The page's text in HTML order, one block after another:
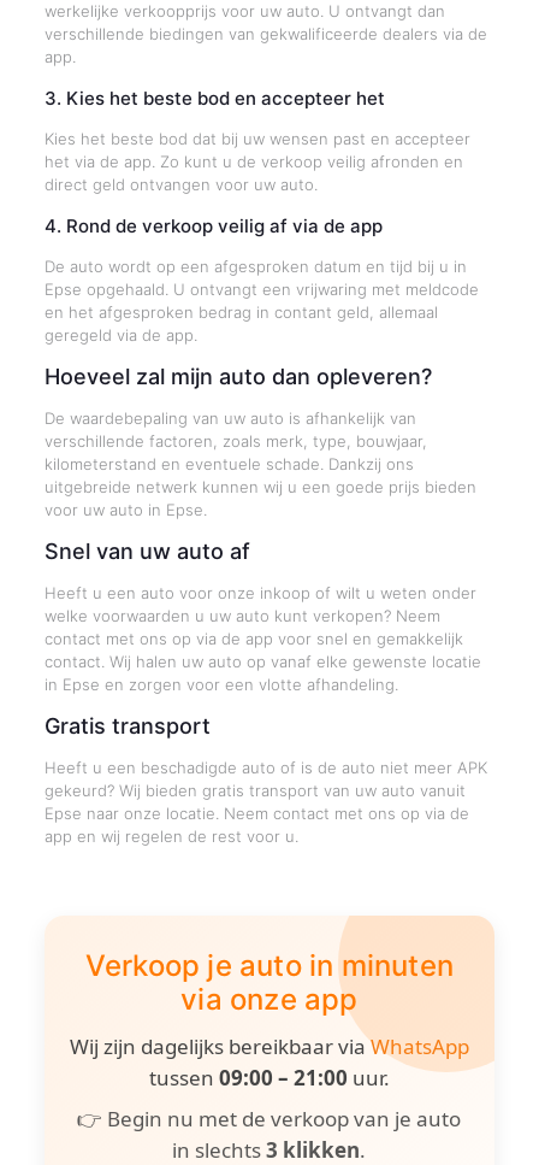
werkelijke verkoopprijs voor uw auto. U ontvangt dan
verschillende biedingen van gekwalificeerde dealers via de
app.
3. Kies het beste bod en accepteer het
Kies het beste bod dat bij uw wensen past en accepteer
het via de app. Zo kunt u de verkoop veilig afronden en
direct geld ontvangen voor uw auto.
4. Rond de verkoop veilig af via de app
De auto wordt op een afgesproken datum en tijd bij u in
Epse opgehaald. U ontvangt een vrijwaring met meldcode
en het afgesproken bedrag in contant geld, allemaal
geregeld via de app.
Hoeveel zal mijn auto dan opleveren?
De waardebepaling van uw auto is afhankelijk van
verschillende factoren, zoals merk, type, bouwjaar,
kilometerstand en eventuele schade. Dankzij ons
uitgebreide netwerk kunnen wij u een goede prijs bieden
voor uw auto in Epse.
Snel van uw auto af
Heeft u een auto voor onze inkoop of wilt u weten onder
welke voorwaarden u uw auto kunt verkopen? Neem
contact met ons op via de app voor snel en gemakkelijk
contact. Wij halen uw auto op vanaf elke gewenste locatie
in Epse en zorgen voor een vlotte afhandeling.
Gratis transport
Heeft u een beschadigde auto of is de auto niet meer APK
gekeurd? Wij bieden gratis transport van uw auto vanuit
Epse naar onze locatie. Neem contact met ons op via de
app en wij regelen de rest voor u.
Verkoop je auto in minuten
via onze app
Wij zijn dagelijks bereikbaar viaWhatsApp
tussen 09:00 – 21:00 uur.
👉 Begin nu met de verkoop van je auto
in slechts3 klikken.